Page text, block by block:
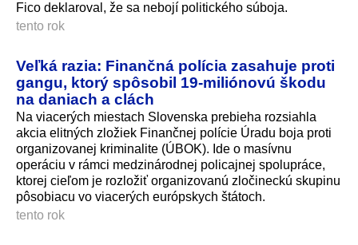
Fico deklaroval, že sa nebojí politického súboja.
tento rok
Veľká razia: Finančná polícia zasahuje proti
gangu, ktorý spôsobil 19-miliónovú škodu
na daniach a clách
Na viacerých miestach Slovenska prebieha rozsiahla
akcia elitných zložiek Finančnej polície Úradu boja proti
organizovanej kriminalite (ÚBOK). Ide o masívnu
operáciu v rámci medzinárodnej policajnej spolupráce,
ktorej cieľom je rozložiť organizovanú zločineckú skupinu
pôsobiacu vo viacerých európskych štátoch.
tento rok